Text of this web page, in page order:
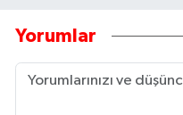
Yorumlar